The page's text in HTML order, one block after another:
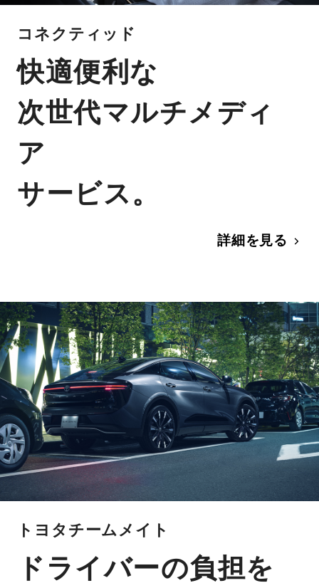
コネクティッド
快適便利な
次世代マルチメディ
ア
サービス。
詳細を見る
トヨタチームメイト
ドライバーの負担を